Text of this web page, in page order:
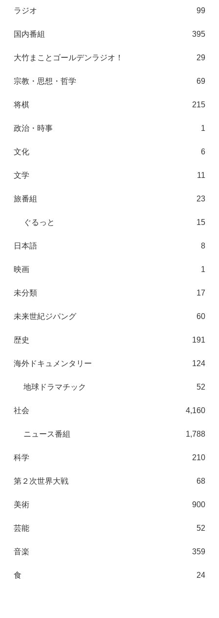
ラジオ 99
国内番組 395
大竹まことゴールデンラジオ！ 29
宗教・思想・哲学 69
将棋 215
政治・時事 1
文化 6
文学 11
旅番組 23
ぐるっと 15
日本語 8
映画 1
未分類 17
未来世紀ジパング 60
歴史 191
海外ドキュメンタリー 124
地球ドラマチック 52
社会 4,160
ニュース番組 1,788
科学 210
第２次世界大戦 68
美術 900
芸能 52
音楽 359
食 24